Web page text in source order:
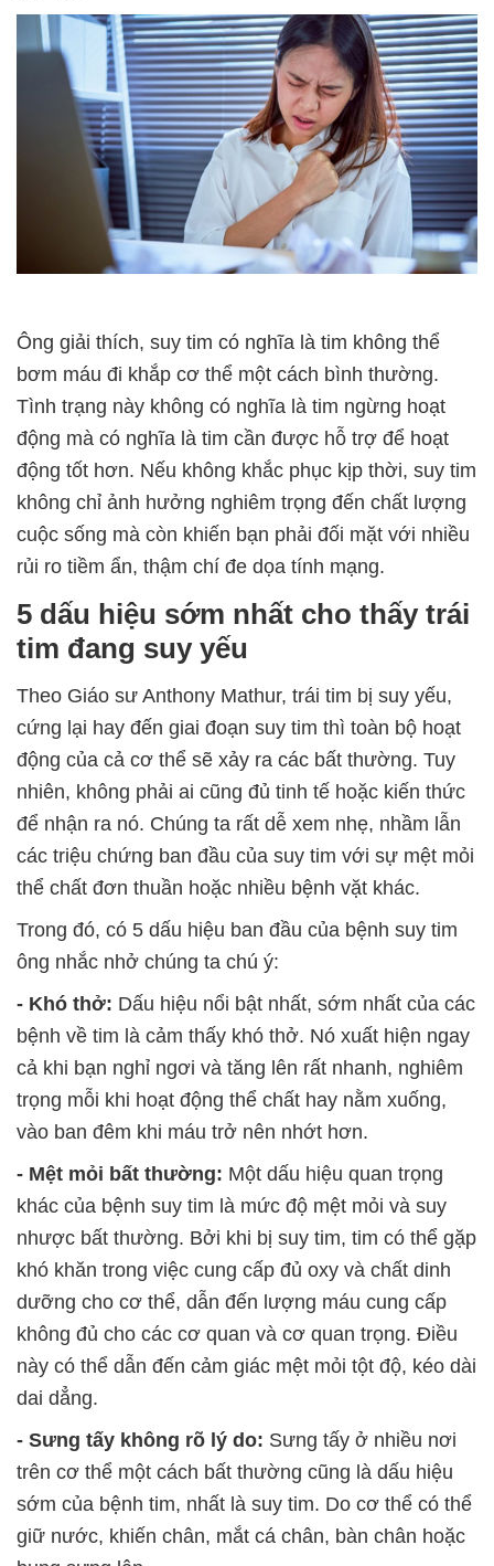
Ông giải thích, suy tim có nghĩa là tim không thể
bơm máu đi khắp cơ thể một cách bình thường.
Tình trạng này không có nghĩa là tim ngừng hoạt
động mà có nghĩa là tim cần được hỗ trợ để hoạt
động tốt hơn. Nếu không khắc phục kịp thời, suy tim
không chỉ ảnh hưởng nghiêm trọng đến chất lượng
cuộc sống mà còn khiến bạn phải đối mặt với nhiều
rủi ro tiềm ẩn, thậm chí đe dọa tính mạng.
5 dấu hiệu sớm nhất cho thấy trái
tim đang suy yếu
Theo Giáo sư Anthony Mathur, trái tim bị suy yếu,
cứng lại hay đến giai đoạn suy tim thì toàn bộ hoạt
động của cả cơ thể sẽ xảy ra các bất thường. Tuy
nhiên, không phải ai cũng đủ tinh tế hoặc kiến thức
để nhận ra nó. Chúng ta rất dễ xem nhẹ, nhầm lẫn
các triệu chứng ban đầu của suy tim với sự mệt mỏi
thể chất đơn thuần hoặc nhiều bệnh vặt khác.
Trong đó, có 5 dấu hiệu ban đầu của bệnh suy tim
ông nhắc nhở chúng ta chú ý:
- Khó thở: Dấu hiệu nổi bật nhất, sớm nhất của các
bệnh về tim là cảm thấy khó thở. Nó xuất hiện ngay
cả khi bạn nghỉ ngơi và tăng lên rất nhanh, nghiêm
trọng mỗi khi hoạt động thể chất hay nằm xuống,
vào ban đêm khi máu trở nên nhớt hơn.
- Mệt mỏi bất thường: Một dấu hiệu quan trọng
khác của bệnh suy tim là mức độ mệt mỏi và suy
nhược bất thường. Bởi khi bị suy tim, tim có thể gặp
khó khăn trong việc cung cấp đủ oxy và chất dinh
dưỡng cho cơ thể, dẫn đến lượng máu cung cấp
không đủ cho các cơ quan và cơ quan trọng. Điều
này có thể dẫn đến cảm giác mệt mỏi tột độ, kéo dài
dai dẳng.
- Sưng tấy không rõ lý do: Sưng tấy ở nhiều nơi
trên cơ thể một cách bất thường cũng là dấu hiệu
sớm của bệnh tim, nhất là suy tim. Do cơ thể có thể
giữ nước, khiến chân, mắt cá chân, bàn chân hoặc